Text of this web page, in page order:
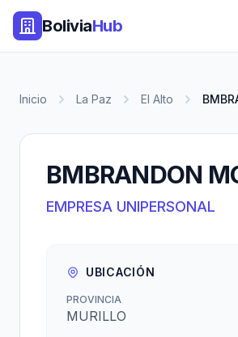
BoliviaHub
Inicio La Paz El Alto
BMBRANDON
EMPRESA UNIPERSONAL
UBICACIÓN
PROVINCIA
MURILLO